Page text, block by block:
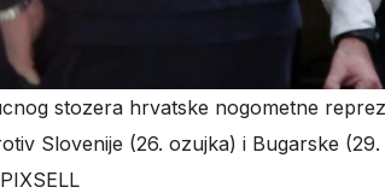
stozera hrvatske nogometne
Slovenije (26. ozujka) i Bugarske